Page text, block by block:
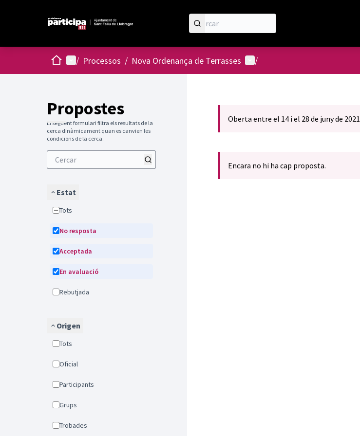
Inici Menú principal
/ Processos / Nova Ordenança de Terrasses Menú d'usuari
/
Propostes
El següent formulari filtra els resultats de la
cerca dinàmicament quan es canvien les
condicions de la cerca.
Estat
Tots
No resposta
Acceptada
En avaluació
Rebutjada
Origen
Tots
Oficial
Participants
Grups
Trobades
Oberta entre el 14 i el 28 de juny de 2021
Encara no hi ha cap proposta.